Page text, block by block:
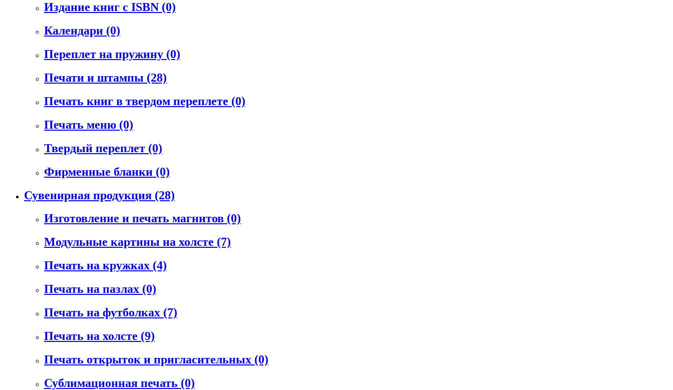
Издание книг с ISBN (0)
Календари (0)
Переплет на пружину (0)
Печати и штампы (28)
Печать книг в твердом переплете (0)
Печать меню (0)
Твердый переплет (0)
Фирменные бланки (0)
Сувенирная продукция (28)
Изготовление и печать магнитов (0)
Модульные картины на холсте (7)
Печать на кружках (4)
Печать на пазлах (0)
Печать на футболках (7)
Печать на холсте (9)
Печать открыток и пригласительных (0)
Сублимационная печать (0)